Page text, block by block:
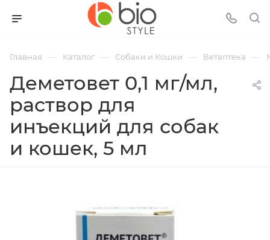
Главная — Каталог — Собаки и Кошки — Ветаптека —
Деметовет 0,1 мг/мл,
раствор для
инъекций для собак
и кошек, 5 мл